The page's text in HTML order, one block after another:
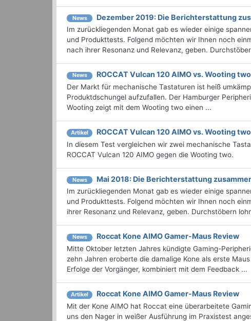
News Dezember 2019: Die Berichterstattung
Im zurückliegenden Monat gab es wieder einige
und Produkttests. Folgend möchten wir Ihnen noch
nach ihrer Resonanz und Relevanz, geben.
News ROCCAT Vulcan 120 AIMO vs. Wooting two
Der Markt für mechanische Tastaturen ist heiß
Produktdschungel aufzufallen. Der Hamburger
Wooting zeigt mit dem Wooting two einen ...
Artikel ROCCAT Vulcan 120 AIMO vs. Wooting two
In diesem Test vergleichen wir zwei mechanische
ROCCAT Vulcan 120 AIMO gegen die Wooting two.
News Mai 2018: Die Berichterstattung
Im zurückliegenden Monat gab es wieder einige
und Produkttests. Folgend möchten wir Ihnen noch
ihrer Resonanz und Relevanz, geben. Durchstöbern
News Roccat Kone AIMO Gamer-Maus Review
Mitte Oktober letzten Jahres kündigte Gaming-
zehn Jahren eroberte die damalige Kone als erste
Erfolge der Vorgänger, kombiniert mit dem Feedback ...
Artikel Roccat Kone AIMO Gamer-Maus Review
Mit der Kone AIMO hat Roccat eine überarbeitete
uns den Nager in weißer Ausführung im Praxistest